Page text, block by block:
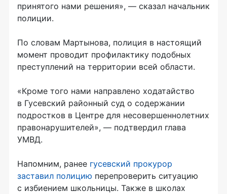
принятого нами решения», — сказал начальник
полиции.
По словам Мартынова, полиция в настоящий
момент проводит профилактику подобных
преступлений на территории всей области.
«Кроме того нами направлено ходатайство
в Гусевский районный суд о содержании
подростков в Центре для несовершеннолетних
правонарушителей», — подтвердил глава
УМВД.
Напомним, ранее гусевский прокурор
заставил полицию перепроверить ситуацию
с избиением школьницы. Также в школах